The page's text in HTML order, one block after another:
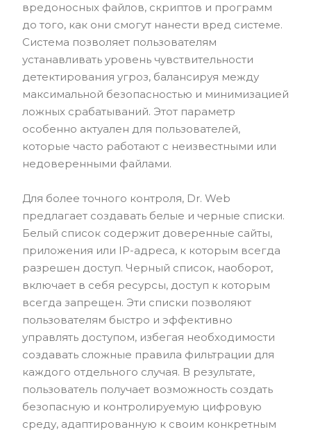
вредоносных файлов, скриптов и программ
до того, как они смогут нанести вред системе.
Система позволяет пользователям
устанавливать уровень чувствительности
детектирования угроз, балансируя между
максимальной безопасностью и минимизацией
ложных срабатываний. Этот параметр
особенно актуален для пользователей,
которые часто работают с неизвестными или
недоверенными файлами.
Для более точного контроля, Dr. Web
предлагает создавать белые и черные списки.
Белый список содержит доверенные сайты,
приложения или IP-адреса, к которым всегда
разрешен доступ. Черный список, наоборот,
включает в себя ресурсы, доступ к которым
всегда запрещен. Эти списки позволяют
пользователям быстро и эффективно
управлять доступом, избегая необходимости
создавать сложные правила фильтрации для
каждого отдельного случая. В результате,
пользователь получает возможность создать
безопасную и контролируемую цифровую
среду, адаптированную к своим конкретным